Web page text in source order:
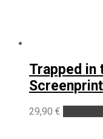
Trapped in
29,90 €